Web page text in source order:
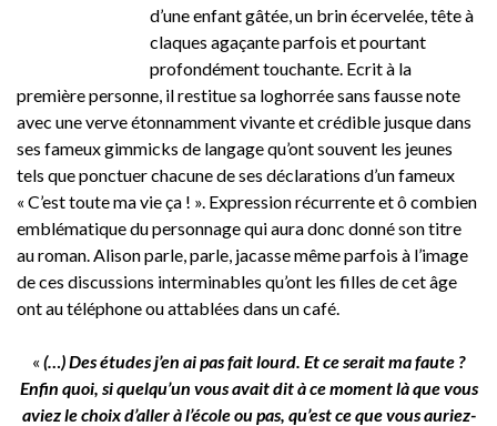
d’une enfant gâtée, un brin écervelée, tête à
claques agaçante parfois et pourtant
profondément touchante. Ecrit à la
première personne, il restitue sa loghorrée sans fausse note
avec une verve étonnamment vivante et crédible jusque dans
ses fameux gimmicks de langage qu’ont souvent les jeunes
tels que ponctuer chacune de ses déclarations d’un fameux
« C’est toute ma vie ça ! ». Expression récurrente et ô combien
emblématique du personnage qui aura donc donné son titre
au roman. Alison parle, parle, jacasse même parfois à l’image
de ces discussions interminables qu’ont les filles de cet âge
ont au téléphone ou attablées dans un café.
« (…) Des études j’en ai pas fait lourd. Et ce serait ma faute ?
Enfin quoi, si quelqu’un vous avait dit à ce moment là que vous
aviez le choix d’aller à l’école ou pas, qu’est ce que vous auriez-